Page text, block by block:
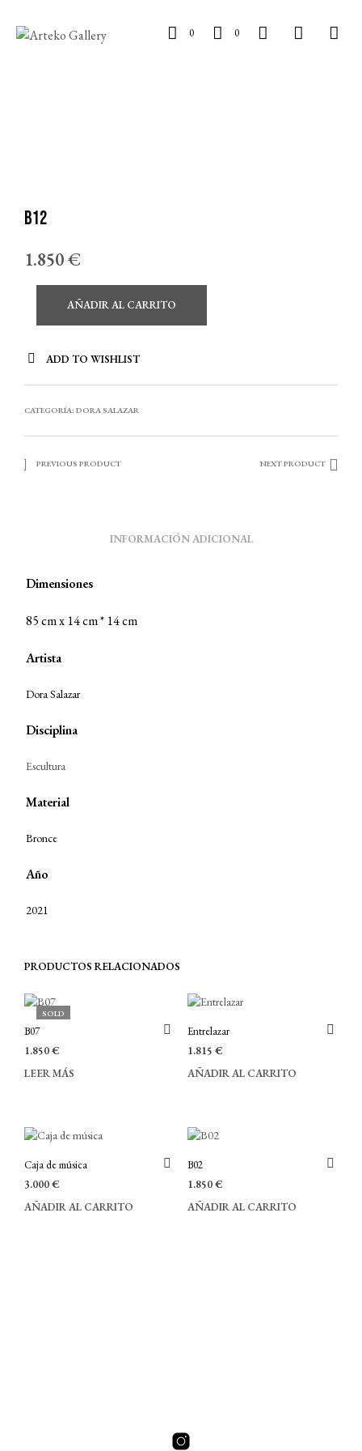
0 0
B12
1.850€
AÑADIR AL CARRITO
ADD TO WISHLIST
CATEGORÍA: DORA SALAZAR
PREVIOUS PRODUCT NEXT PRODUCT
INFORMACIÓN ADICIONAL
Dimensiones
85 cm x 14 cm * 14 cm
Artista
Dora Salazar
Disciplina
Escultura
Material
Bronce
Año
2021
PRODUCTOS RELACIONADOS
SOLD
B07
1.850€
LEER MÁS
Entrelazar
1.815 €
AÑADIR AL CARRITO
Caja de música
3.000€
AÑADIR AL CARRITO
B02
1.850€
AÑADIR AL CARRITO